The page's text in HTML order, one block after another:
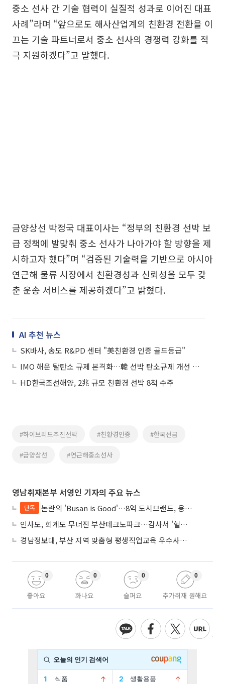
중소 선사 간 기술 협력이 실질적 성과로 이어진 대표
사례”라며 “앞으로도 해사산업계의 친환경 전환을 이
끄는 기술 파트너로서 중소 선사의 경쟁력 강화를 적
극 지원하겠다”고 말했다.
금양상선 박정국 대표이사는 “정부의 친환경 선박 보
급 정책에 발맞춰 중소 선사가 나아가야 할 방향을 제
시하고자 했다”며 “검증된 기술력을 기반으로 아시아
연근해 물류 시장에서 친환경성과 신뢰성을 모두 갖
춘 운송 서비스를 제공하겠다”고 밝혔다.
AI 추천 뉴스
SK바사, 송도 R&PD 센터 "美친환경 인증 골드등급"
IMO 해운 탈탄소 규제 본격화…韓 선박 탄소규제 개선 논의 주도
HD한국조선해양, 2兆 규모 친환경 선박 8척 수주
#하이브리드추진선박 #친환경인증 #한국선급
#금양상선 #연근해중소선사
영남취재본부 서영인 기자의 주요 뉴스
단독
논란의 'Busan is Good'…8억 도시브랜드, 용산 대통령실 CI 업체가 수행
인사도, 회계도 무너진 부산테크노파크…감사서 '혈세 유용·인사 뒤집기' 적발
경남정보대, 부산 지역 맞춤형 평생직업교육 우수사례로 혁신 주도
좋아요
0
화나요
0
슬퍼요
0
추가취재 원해요
0